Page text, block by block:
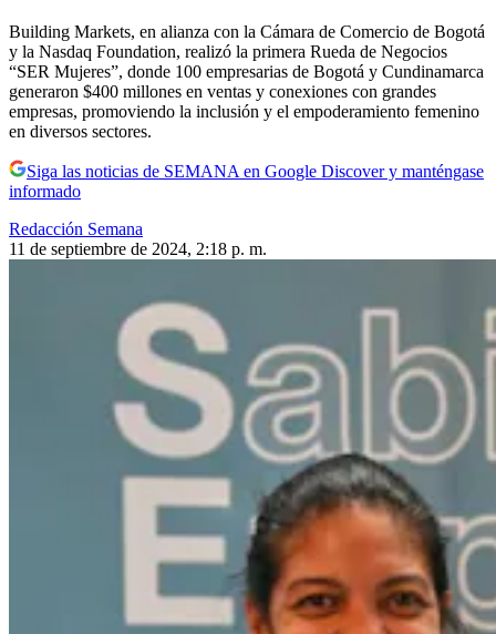
Building Markets, en alianza con la Cámara de Comercio de Bogotá
y la Nasdaq Foundation, realizó la primera Rueda de Negocios
“SER Mujeres”, donde 100 empresarias de Bogotá y Cundinamarca
generaron $400 millones en ventas y conexiones con grandes
empresas, promoviendo la inclusión y el empoderamiento femenino
en diversos sectores.
Siga las noticias de SEMANA en Google Discover y manténgase
informado
Redacción Semana
11 de septiembre de 2024, 2:18 p. m.